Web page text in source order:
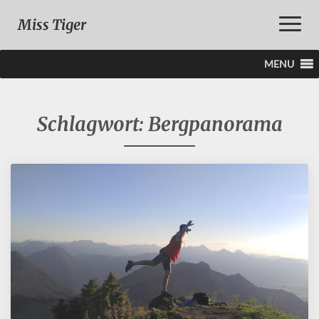
Toggle
Miss Tiger
MENU
Schlagwort: Bergpanorama